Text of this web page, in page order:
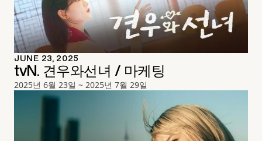
JUNE 23, 2025
tvN. 견우와선녀 / 마케팅
2025년 6월 23일 ~ 2025년 7월 29일